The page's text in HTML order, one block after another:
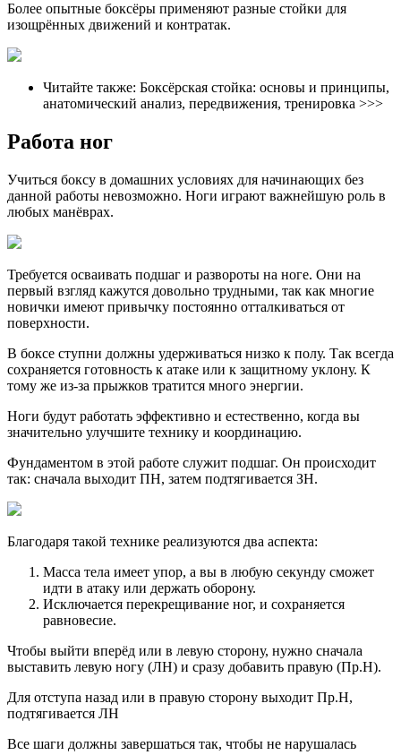
Более опытные боксёры применяют разные стойки для
изощрённых движений и контратак.
Читайте также: Боксёрская стойка: основы и принципы,
анатомический анализ, передвижения, тренировка >>>
Работа ног
Учиться боксу в домашних условиях для начинающих без
данной работы невозможно. Ноги играют важнейшую роль в
любых манёврах.
Требуется осваивать подшаг и развороты на ноге. Они на
первый взгляд кажутся довольно трудными, так как многие
новички имеют привычку постоянно отталкиваться от
поверхности.
В боксе ступни должны удерживаться низко к полу. Так всегда
сохраняется готовность к атаке или к защитному уклону. К
тому же из-за прыжков тратится много энергии.
Ноги будут работать эффективно и естественно, когда вы
значительно улучшите технику и координацию.
Фундаментом в этой работе служит подшаг. Он происходит
так: сначала выходит ПН, затем подтягивается ЗН.
Благодаря такой технике реализуются два аспекта:
Масса тела имеет упор, а вы в любую секунду сможет
идти в атаку или держать оборону.
Исключается перекрещивание ног, и сохраняется
равновесие.
Чтобы выйти вперёд или в левую сторону, нужно сначала
выставить левую ногу (ЛН) и сразу добавить правую (Пр.Н).
Для отступа назад или в правую сторону выходит Пр.Н,
подтягивается ЛН
Все шаги должны завершаться так, чтобы не нарушалась